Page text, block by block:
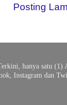
Posting
hanya satu
Instagram dan